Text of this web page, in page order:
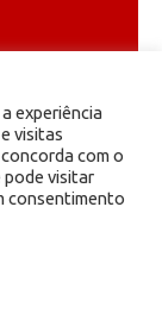
experiência
visitas
com o
pode visitar
consentimento